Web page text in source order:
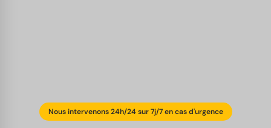
Nous intervenons 24h/24 sur 7j/7 en cas d'urgence